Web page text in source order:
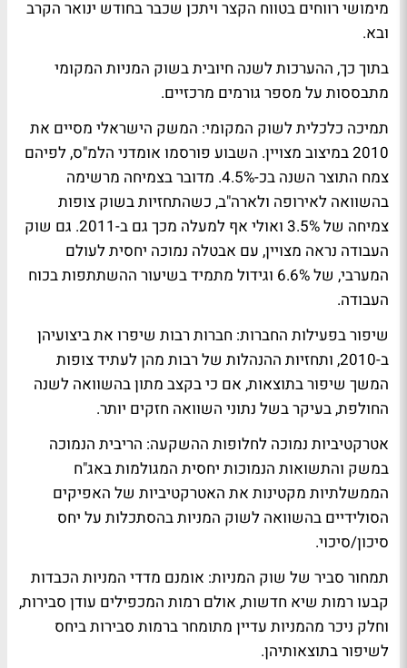
מימושי רווחים בטווח הקצר ויתכן שכבר בחודש ינואר הקרב
ובא.
בתוך כך, ההערכות לשנה חיובית בשוק המניות המקומי
מתבססות על מספר גורמים מרכזיים.
תמיכה כלכלית לשוק המקומי: המשק הישראלי מסיים את
2010 במיצוב מצויין. השבוע פורסמו אומדני הלמ"ס, לפיהם
צמח התוצר השנה בכ-4.5%. מדובר בצמיחה מרשימה
בהשוואה לאירופה ולארה"ב, כשהתחזיות בשוק צופות
צמיחה של 3.5% ואולי אף למעלה מכך גם ב-2011. גם שוק
העבודה נראה מצויין, עם אבטלה נמוכה יחסית לעולם
המערבי, של 6.6% וגידול מתמיד בשיעור ההשתתפות בכוח
העבודה.
שיפור בפעילות החברות: חברות רבות שיפרו את ביצועיהן
ב-2010, ותחזיות ההנהלות של רבות מהן לעתיד צופות
המשך שיפור בתוצאות, אם כי בקצב מתון בהשוואה לשנה
החולפת, בעיקר בשל נתוני השוואה חזקים יותר.
אטרקטיביות נמוכה לחלופות ההשקעה: הריבית הנמוכה
במשק והתשואות הנמוכות יחסית המגולמות באג"ח
הממשלתיות מקטינות את האטרקטיביות של האפיקים
הסולידיים בהשוואה לשוק המניות בהסתכלות על יחס
סיכון/סיכוי.
תמחור סביר של שוק המניות: אומנם מדדי המניות הכבדות
קבעו רמות שיא חדשות, אולם רמות המכפילים עודן סבירות,
וחלק ניכר מהמניות עדיין מתומחר ברמות סבירות ביחס
לשיפור בתוצאותיהן.